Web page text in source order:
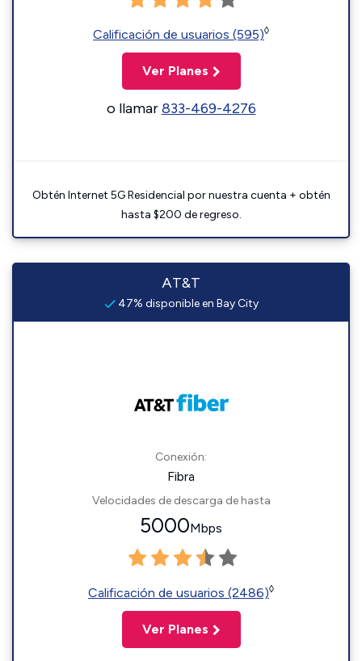
Calificación de usuarios (595)◊
Ver Planes
o llamar833-469-4276
Obtén Internet 5G Residencial por nuestra cuenta + obtén
hasta $200 de regreso.
AT&T
47% disponible en Bay City
Conexión:
Fibra
Velocidades de descarga de hasta
5000Mbps
Calificación de usuarios (2486)◊
Ver Planes